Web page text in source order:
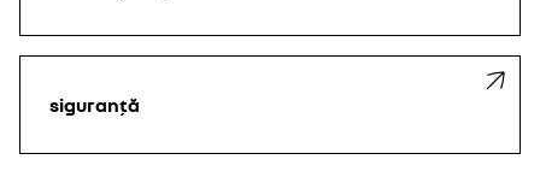
siguranță